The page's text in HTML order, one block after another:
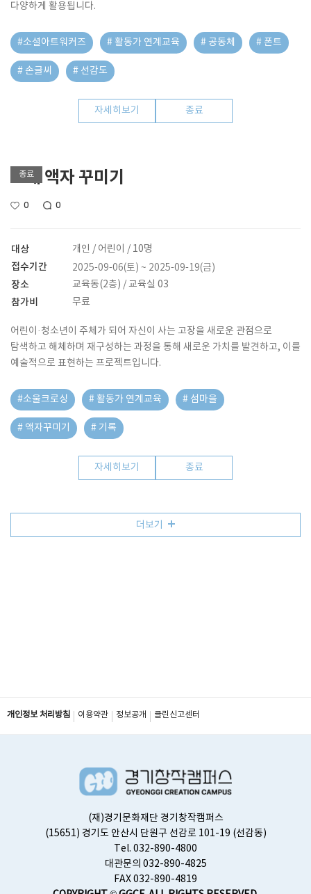
다양하게 활용됩니다.
#소셜아트워커즈 # 활동가 연계교육 # 공동체 # 폰트
# 손글씨 # 선감도
자세히보기 종료
종료
조개 액자 꾸미기
0 0
대상 개인 / 어린이 / 10명
접수기간 2025-09-06(토) ~ 2025-09-19(금)
장소 교육동(2층) / 교육실 03
참가비 무료
어린이·청소년이 주체가 되어 자신이 사는 고장을 새로운 관점으로
탐색하고 해체하며 재구성하는 과정을 통해 새로운 가치를 발견하고, 이를
예술적으로 표현하는 프로젝트입니다.
#소울크로싱 # 활동가 연계교육 # 섬마을
# 액자꾸미기 # 기록
자세히보기 종료
더보기
개인정보 처리방침 이용약관 정보공개 클린신고센터
(재)경기문화재단 경기창작캠퍼스
(15651) 경기도 안산시 단원구 선감로 101-19 (선감동)
Tel. 032-890-4800
대관문의 032-890-4825
FAX 032-890-4819